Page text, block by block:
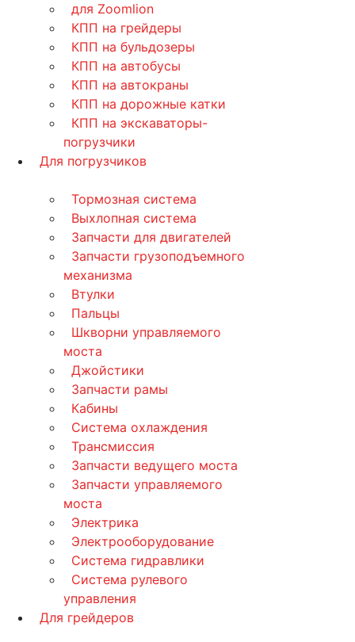
для Zoomlion
КПП на грейдеры
КПП на бульдозеры
КПП на автобусы
КПП на автокраны
КПП на дорожные катки
КПП на экскаваторы-
погрузчики
Для погрузчиков
Тормозная система
Выхлопная система
Запчасти для двигателей
Запчасти грузоподъемного
механизма
Втулки
Пальцы
Шкворни управляемого
моста
Джойстики
Запчасти рамы
Кабины
Система охлаждения
Трансмиссия
Запчасти ведущего моста
Запчасти управляемого
моста
Электрика
Электрооборудование
Система гидравлики
Система рулевого
управления
Для грейдеров